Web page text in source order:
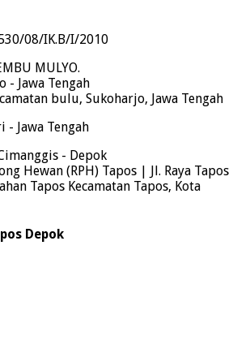
08/IK.B/I/2010
MULYO.
- Jawa Tengah
bulu, Sukoharjo, Jawa Tengah
- Jawa Tengah
- Depok
Hewan (RPH) Tapos | Jl. Raya Tapos
Tapos Kecamatan Tapos, Kota
Depok